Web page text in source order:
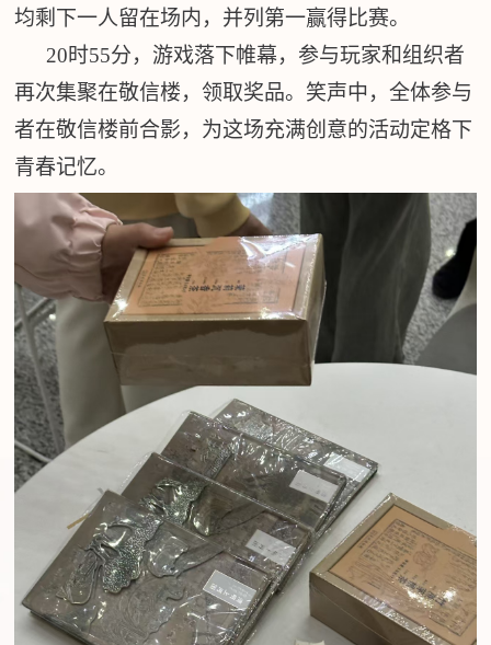
均剩下一人留在场内，并列第一赢得比赛。
20时55分，游戏落下帷幕，参与玩家和组织者
再次集聚在敬信楼，领取奖品。笑声中，全体参与
者在敬信楼前合影，为这场充满创意的活动定格下
青春记忆。